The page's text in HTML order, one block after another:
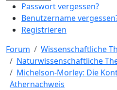
Passwort vergessen?
Benutzername
Registrieren
Forum
Wissenschaftliche
Naturwissenschaftliche
Michelson-Morley: Die
Äthernachweis